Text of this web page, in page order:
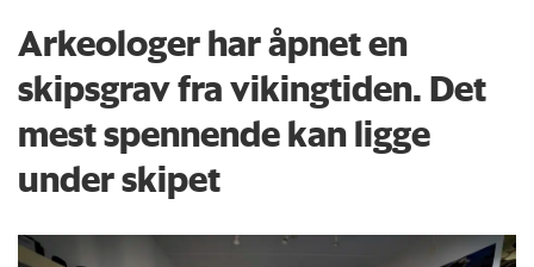
Arkeologer har åpnet en
skipsgrav fra vikingtiden. Det
mest spennende kan ligge
under skipet